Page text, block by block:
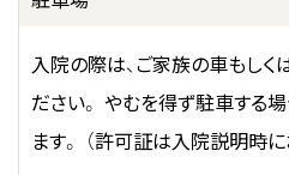
入院の際は、ご家族の車もし
ださい。 やむを得ず駐車する
ます。 （許可証は入院説明時に